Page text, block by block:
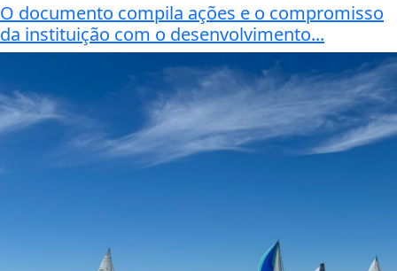
O documento compila ações e o compromisso
da instituição com o desenvolvimento...